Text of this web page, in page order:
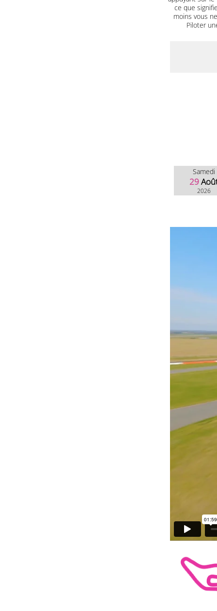
ce que
moins vous
Piloter
Samedi
29
2026